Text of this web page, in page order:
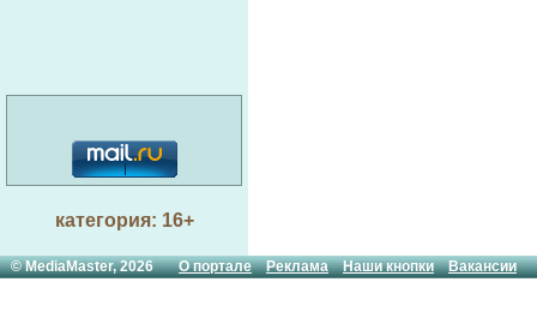
категория: 16+
© MediaMaster, 2026О портале Реклама Наши кнопки Вакансии